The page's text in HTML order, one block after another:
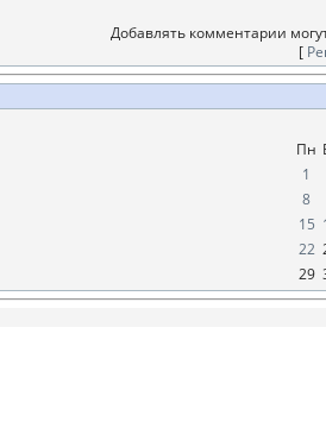
Добавлять комментарии
[
Пн
1
8
15
22
29